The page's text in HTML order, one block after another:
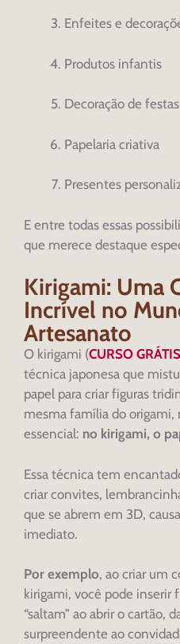
Enfeites e
Produtos infantis
Decoração de festas
Papelaria criativa
Presentes
E entre todas essas
que merece destaque
Kirigami: Uma
Incrível no
Artesanato
O kirigami (CURSO
técnica japonesa que
papel para criar figuras
mesma família do
essencial: no kirigami, o
Essa técnica tem
criar convites,
que se abrem em 3D,
imediato.
Por exemplo, ao criar um
kirigami, você pode inserir
“saltam” ao abrir o cartão,
surpreendente ao